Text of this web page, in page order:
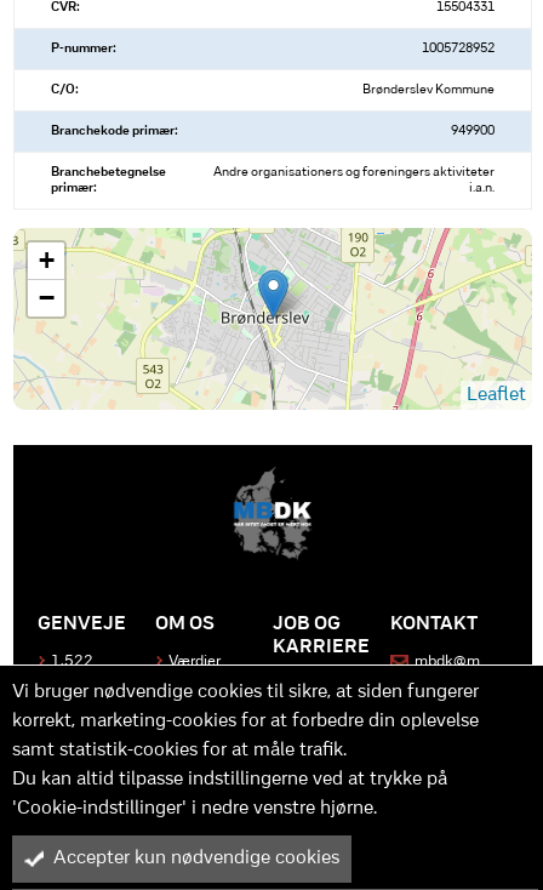
CVR: 15504331
P-nummer: 1005728952
C/O: Brønderslev Kommune
Branchekode primær: 949900
Branchebetegnelse
primær:
Andre organisationers og foreningers aktiviteter
i.a.n.
+
−
Leaflet
GENVEJE
1.522
Produkter
Kontakt
os
OM OS
Værdier
Historen
bag
MBDK
Hvad gør
os unikke
JOB OG
KARRIERE
Bliv en del
af MBDK
Vores
team
Praktik
udvikling
KONTAKT
mbdk@m
y™ er driftet af MBDK ApS – under MBDK Holding ApS. Tilmeldt
Vi bruger nødvendige cookies til sikre, at siden fungerer
korrekt, marketing-cookies for at forbedre din oplevelse
samt statistik-cookies for at måle trafik.
Du kan altid tilpasse indstillingerne ved at trykke på
'Cookie-indstillinger' i nedre venstre hjørne.
Accepter kun nødvendige cookies